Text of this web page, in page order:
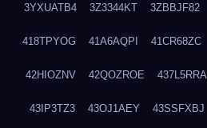
3YXUATB4 3Z3344KT 3ZBBJF82
418TPYOG 41A6AQPI 41CR68ZC
42HIOZNV 42QOZROE 437L5RRA
43IP3TZ3 43OJ1AEY 43SSFXBJ